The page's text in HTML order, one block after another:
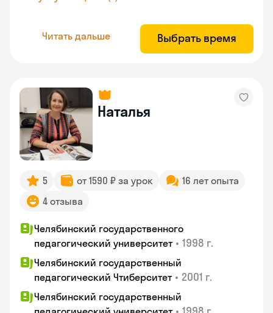
Читать дальше Выбрать время
Наталья
5 от 1590 ₽ за урок
16 лет опыта
4 отзыва
Челябинский государственного
педагогический университет • 1998 г.
Челябинский государственный
педагогический Чтиберситет • 2001 г.
Челябинский государственный